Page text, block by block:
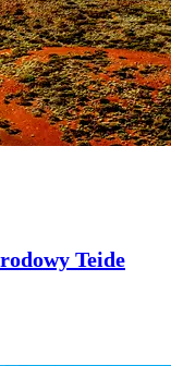
Teide